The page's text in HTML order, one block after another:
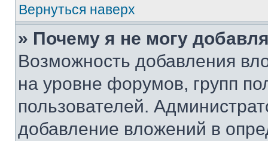
Вернуться наверх
» Почему я не могу
Возможность добавления
на уровне форумов, групп
пользователей.
добавление вложений в